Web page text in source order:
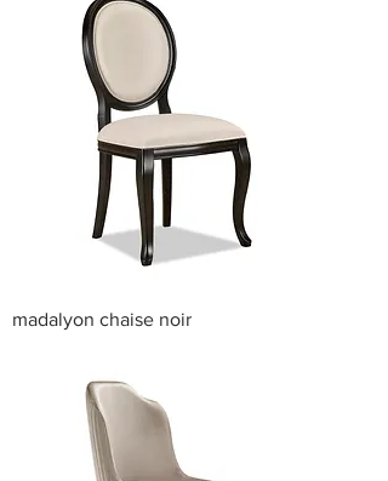
madalyon chaise noir